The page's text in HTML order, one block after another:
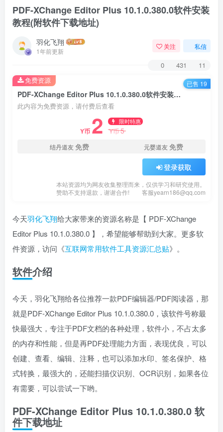
PDF-XChange Editor Plus 10.1.0.380.0软件安装
教程(附软件下载地址)
羽化飞翔
1年前更新
关注 私信
0 431 11
PDF-XChange Editor Plus 10.1.0.380.0软件安装教程(附软件下载地址)
此内容为免费资源，请付费后查看
Y币 2 限时特惠
Y币5
结丹道友免费 元婴道友免费
登录获取
本站资源均为网友收集整理而来，仅供学习和研究使用。
赞助不支持退款，谢谢合作!
客服yearn186@qq.com
免费资源 已售 19
今天羽化飞翔给大家带来的资源名称是【 PDF-XChange
Editor Plus 10.1.0.380.0 】，希望能够帮助到大家。更多软
件资源，访问《互联网常用软件工具资源汇总贴》。
软件介绍
今天，羽化飞翔给各位推荐一款PDF编辑器/PDF阅读器，那
就是PDF-XChange Editor Plus 10.1.0.380.0，该软件号称最
快最强大，专注于PDF文档的各种处理，软件小，不占太多
的内存和性能，但是再PDF处理能力方面，表现优良，可以
创建、查看、编辑、注释，也可以添加水印、签名保护、格
式转换，最强大的，还能扫描仪识别、OCR识别，如果各位
有需要，可以尝试一下哟。
PDF-XChange Editor Plus 10.1.0.380.0 软
件下载地址